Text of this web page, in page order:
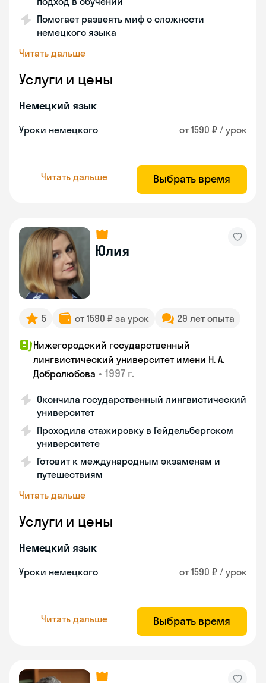
Помогает развеять миф о сложности
немецкого языка
Читать дальше
Услуги и цены
Немецкий язык
Уроки немецкого от 1590 ₽ / урок
Читать дальше Выбрать время
Юлия
5 от 1590 ₽ за урок 29 лет опыта
Нижегородский государственный
лингвистический университет имени Н. А.
Добролюбова • 1997 г.
Окончила государственный лингвистический
университет
Проходила стажировку в Гейдельбергском
университете
Готовит к международным экзаменам и
путешествиям
Читать дальше
Услуги и цены
Немецкий язык
Уроки немецкого от 1590 ₽ / урок
Читать дальше Выбрать время